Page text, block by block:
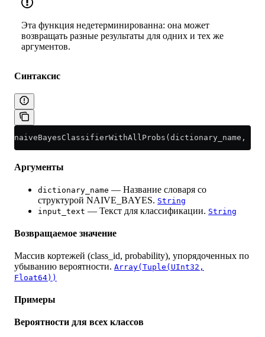
Эта функция недетерминированна: она может
возвращать разные результаты для одних и тех же
аргументов.
Синтаксис
naiveBayesClassifierWithAllProbs(dictionary_name,
Аргументы
dictionary_name — Название словаря со
структурой NAIVE_BAYES. String
input_text — Текст для классификации. String
Возвращаемое значение
Массив кортежей (class_id, probability), упорядоченных по
убыванию вероятности. Array(Tuple(UInt32,
Float64))
Примеры
Вероятности для всех классов